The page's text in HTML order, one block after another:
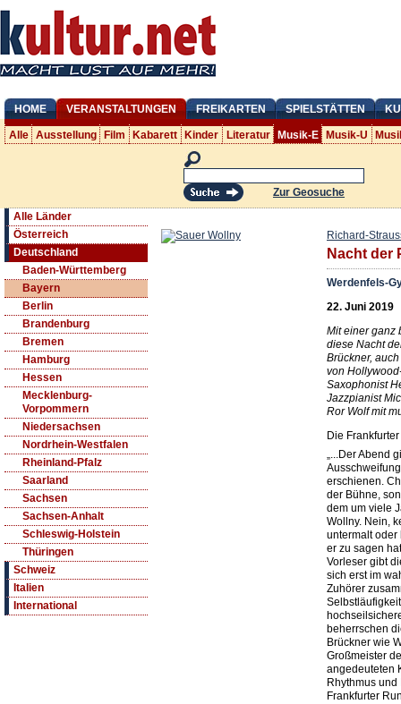
HOME VERANSTALTUNGEN FREIKARTEN SPIELSTÄTTEN
Alle Ausstellung Film Kabarett Kinder Literatur Musik-E Musik-U
Zur Geosuche
Alle Länder
Österreich
Deutschland
Baden-Württemberg
Bayern
Berlin
Brandenburg
Bremen
Hamburg
Hessen
Mecklenburg-
Vorpommern
Niedersachsen
Nordrhein-Westfalen
Rheinland-Pfalz
Saarland
Sachsen
Sachsen-Anhalt
Schleswig-Holstein
Thüringen
Schweiz
Italien
International
Richard-
Nacht der
Werdenfels-
22. Juni 2019
Mit einer ganz
diese Nacht
Brückner,
von
Saxophonist
Jazzpianist
Ror Wolf mit
Die
„...Der Abend
erschienen.
der Bühne,
dem um viele
Wollny. Nein,
untermalt oder
er zu sagen
Vorleser gibt
sich erst im
Zuhörer
beherrschen
Brückner wie
Großmeister
angedeuteten
Rhythmus
Frankfurter